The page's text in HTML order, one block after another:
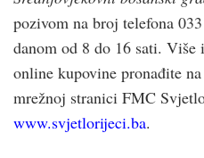
pozivom na broj telefona
danom od 8 do 16 sati.
online kupovine pronađite na
mrežnoj stranici FMC
www.svjetlorijeci.ba.